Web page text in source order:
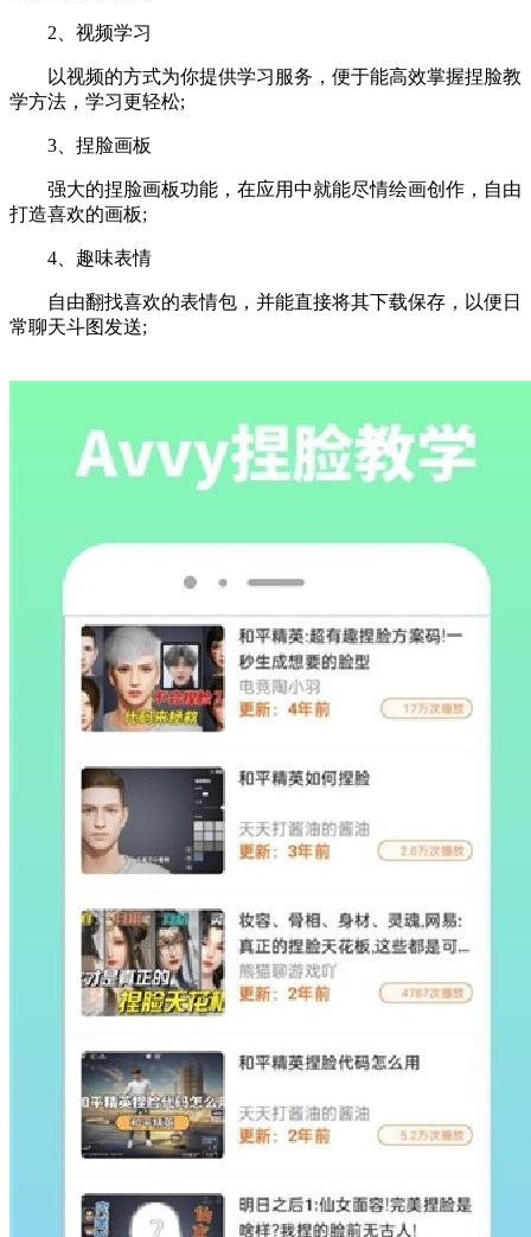
2、视频学习
以视频的方式为你提供学习服务，便于能高效掌握捏脸教
学方法，学习更轻松;
3、捏脸画板
强大的捏脸画板功能，在应用中就能尽情绘画创作，自由
打造喜欢的画板;
4、趣味表情
自由翻找喜欢的表情包，并能直接将其下载保存，以便日
常聊天斗图发送;